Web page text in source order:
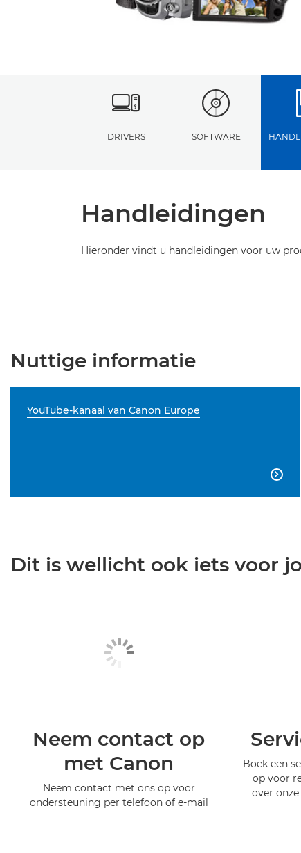
DRIVERS SOFTWARE
Handleidingen
Hieronder vindt u handleidingen voor uw
Nuttige informatie
YouTube-kanaal van Canon Europe

Dit is wellicht ook iets voor
Neem contact op
met Canon
Neem contact met ons op voor
ondersteuning per telefoon of e-mail
Boek een
op voor
over